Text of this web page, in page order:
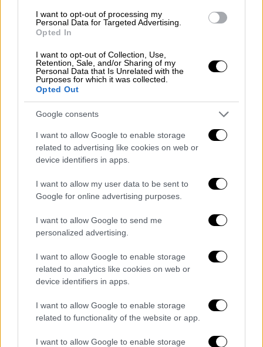
I want to opt-out of processing my
Personal Data for Targeted Advertising.
Opted In
I want to opt-out of Collection, Use,
Retention, Sale, and/or Sharing of my
Personal Data that Is Unrelated with the
Purposes for which it was collected.
Opted Out
Google consents
I want to allow Google to enable storage
related to advertising like cookies on web or
device identifiers in apps.
I want to allow my user data to be sent to
Google for online advertising purposes.
I want to allow Google to send me
personalized advertising.
I want to allow Google to enable storage
related to analytics like cookies on web or
device identifiers in apps.
I want to allow Google to enable storage
related to functionality of the website or app.
I want to allow Google to enable storage
εταιρείες αυτοκινήτων δήλωσαν πως μπορεί
να πωλούν τα δεδομένα των οδηγών -και
πολιτειακές αρχές στις ΗΠΑκινήθηκαν
νομικά κατά της General Motors επειδή
φέρεται να πωλούσε δεδομένα τοποθεσίας
χωρίς συναίνεση. Γερουσιαστές
κατηγόρησαν επίσης τις Honda και Hyundai
για παρόμοιες πρακτικές-και αυτά είναι
μόνο όσα έγιναν γνωστά δημόσια.
«Παίρνουν όλες τις πληροφορίες που
συλλέγουν για εσένα — και είναι πάρα
βγάζουν συμπεράσματα για το ποιος είσαι,
πόσο έξυπνος είσαι, ποιο είναι το
ψυχολογικό σου προφίλ και ποιες είναι οι
πολιτικές σου πεποιθήσεις», λέει η
Κάλτριντερ,αναλύτρια ιδιωτικότητας που
ηγήθηκε της έρευνας της Mozilla. «Αυτά
είναι πράγματα που οι περισσότεροι